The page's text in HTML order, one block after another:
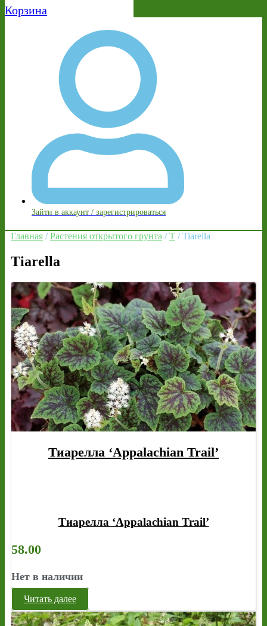
Корзина
Зайти в аккаунт / зарегистрироваться
Главная /Растения открытого грунта /T / Tiarella
Tiarella
Тиарелла ‘Appalachian Trail’
Тиарелла ‘Appalachian Trail’
58.00
Нет в наличии
Читать далее